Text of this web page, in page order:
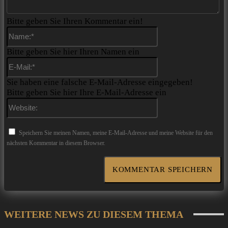
Bitte geben Sie Ihren Kommentar ein!
Bitte geben Sie hier Ihren Namen ein
Sie haben eine falsche E-Mail-Adresse eingegeben!
Bitte geben Sie hier Ihre E-Mail-Adresse ein
Speichern Sie meinen Namen, meine E-Mail-Adresse und meine Website für den
nächsten Kommentar in diesem Browser.
WEITERE NEWS ZU DIESEM THEMA